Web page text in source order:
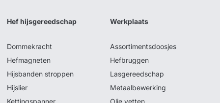
Hef hijsgereedschap
Dommekracht
Hefmagneten
Hijsbanden stroppen
Hijslier
Kettingspanner
Werkplaats
Assortimentsdoosjes
Hefbruggen
Lasgereedschap
Metaalbewerking
Olie vetten